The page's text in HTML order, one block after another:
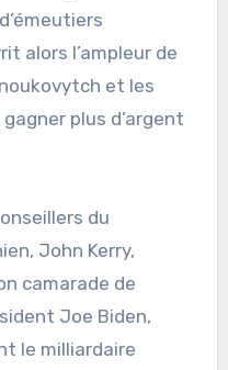
alors l’ampleur de
et les
plus d’argent
du
John Kerry,
camarade de
Joe Biden,
le milliardaire